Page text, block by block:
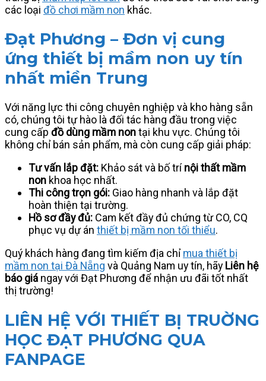
các loại đồ chơi mầm non khác.
Đạt Phương – Đơn vị cung
ứng thiết bị mầm non uy tín
nhất miền Trung
Với năng lực thi công chuyên nghiệp và kho hàng sẵn
có, chúng tôi tự hào là đối tác hàng đầu trong việc
cung cấp đồ dùng mầm nontại khu vực. Chúng tôi
không chỉ bán sản phẩm, mà còn cung cấp giải pháp:
Tư vấn lắp đặt: Khảo sát và bố trínội thất mầm
non khoa học nhất.
Thi công trọn gói: Giao hàng nhanh và lắp đặt
hoàn thiện tại trường.
Hồ sơ đầy đủ: Cam kết đầy đủ chứng từ CO, CQ
phục vụ dự án thiết bị mầm non tối thiểu.
Quý khách hàng đang tìm kiếm địa chỉ mua thiết bị
mầm non tại Đà Nẵng và Quảng Nam uy tín, hãy Liên hệ
báo giá ngay với Đạt Phương để nhận ưu đãi tốt nhất
thị trường!
LIÊN HỆ VỚI THIẾT BỊ TRUỜNG
HỌC ĐẠT PHƯƠNG QUA
FANPAGE